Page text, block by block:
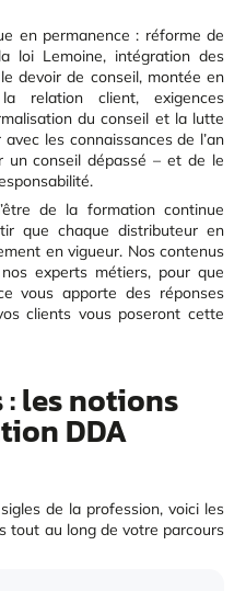
en permanence : réforme de
loi Lemoine, intégration des
devoir de conseil, montée en
relation client, exigences
du conseil et la lutte
les connaissances de l’an
un conseil dépassé – et de le
de la formation continue
que chaque distributeur en
en vigueur. Nos contenus
experts métiers, pour que
vous apporte des réponses
clients vous poseront cette
: les notions
DDA
de la profession, voici les
tout au long de votre parcours